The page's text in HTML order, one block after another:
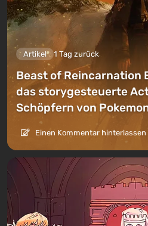
Artikel 1 Tag zurück
Beast of Reincarnation
das storygesteuerte
Schöpfern von
Einen Kommentar hinterlassen